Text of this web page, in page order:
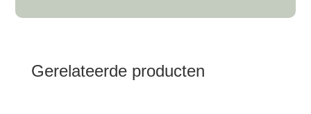
Gerelateerde producten